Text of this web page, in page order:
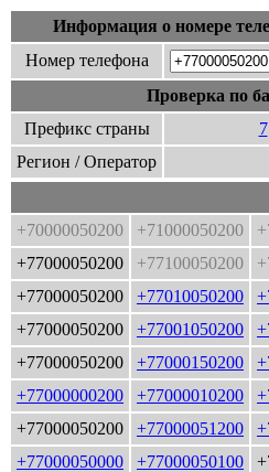
Информация о номере
Номер телефона
Проверка по
Префикс страны
7
Регион / Оператор
+70000050200
+71000050200
+77000050200
+77100050200
+77000050200
+77010050200
+77000050200
+77001050200
+77000050200
+77000150200
+77000000200
+77000010200
+77000050200
+77000051200
+77000050000
+77000050100